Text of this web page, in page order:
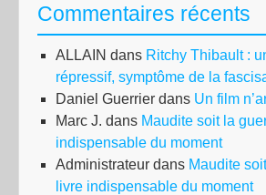
Commentaires récents
ALLAIN dans Ritchy Thibault :
répressif, symptôme de la
Daniel Guerrier dans Un film
Marc J. dans Maudite soit la
indispensable du moment
Administrateur dans Maudite
livre indispensable du moment